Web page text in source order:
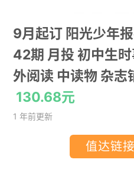
9月起订 阳光少年
42期 月投 初中生
外阅读 中读物 杂志
130.68元
1 年前更新
值达链